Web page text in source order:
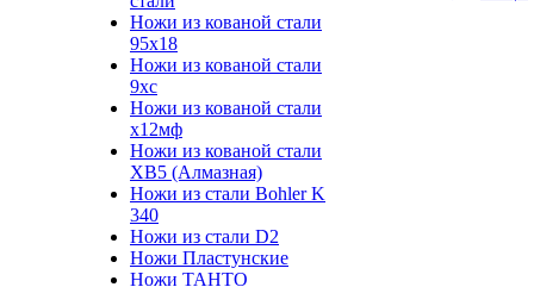
Ножи из кованой стали
95х18
Ножи из кованой стали
9хс
Ножи из кованой стали
х12мф
Ножи из кованой стали
ХВ5 (Алмазная)
Ножи из стали Bohler K
340
Ножи из стали D2
Ножи Пластунские
Ножи ТАНТО